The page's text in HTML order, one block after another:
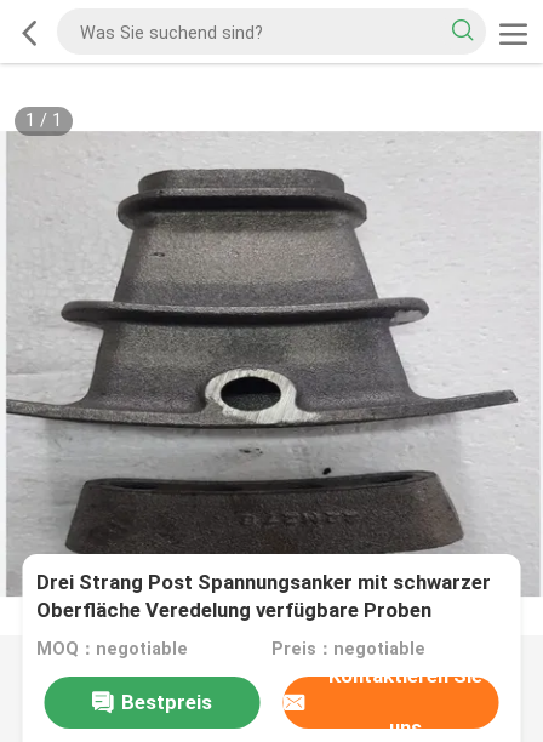
1 / 1
Drei Strang Post Spannungsanker mit schwarzer
Oberfläche Veredelung verfügbare Proben
sauberes Design
MOQ：negotiable Preis：negotiable
Bestpreis
Kontaktieren Sie
uns